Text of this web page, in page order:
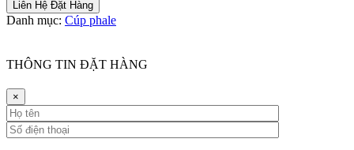
Liên Hệ Đặt Hàng
Danh mục: Cúp phale
THÔNG TIN ĐẶT HÀNG
×